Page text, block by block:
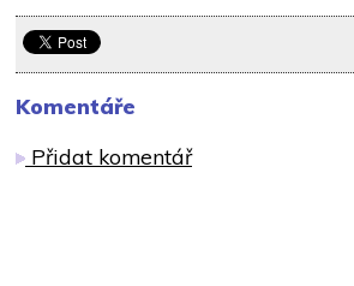
Komentáře
Přidat komentář